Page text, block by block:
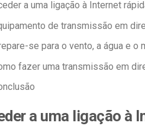
a uma ligação à Internet
de transmissão em
se para o vento, a água e o
fazer uma transmissão em
a uma ligação à